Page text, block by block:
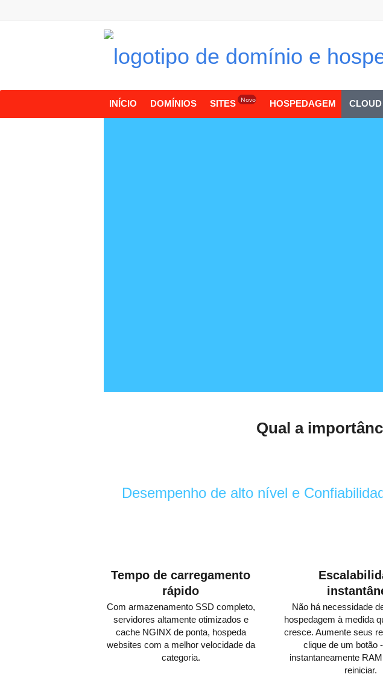
INÍCIO DOMÍNIOS SITES Novo HOSPEDAGEM CLOUD
Qual a
Desempenho de alto nível e
Tempo de carregamento
rápido
Com armazenamento SSD completo,
servidores altamente otimizados e
cache NGINX de ponta, hospeda
websites com a melhor velocidade da
categoria.
Não há necessidade
hospedagem à medida
cresce. Aumente seus
clique de um botão
instantaneamente
reiniciar.